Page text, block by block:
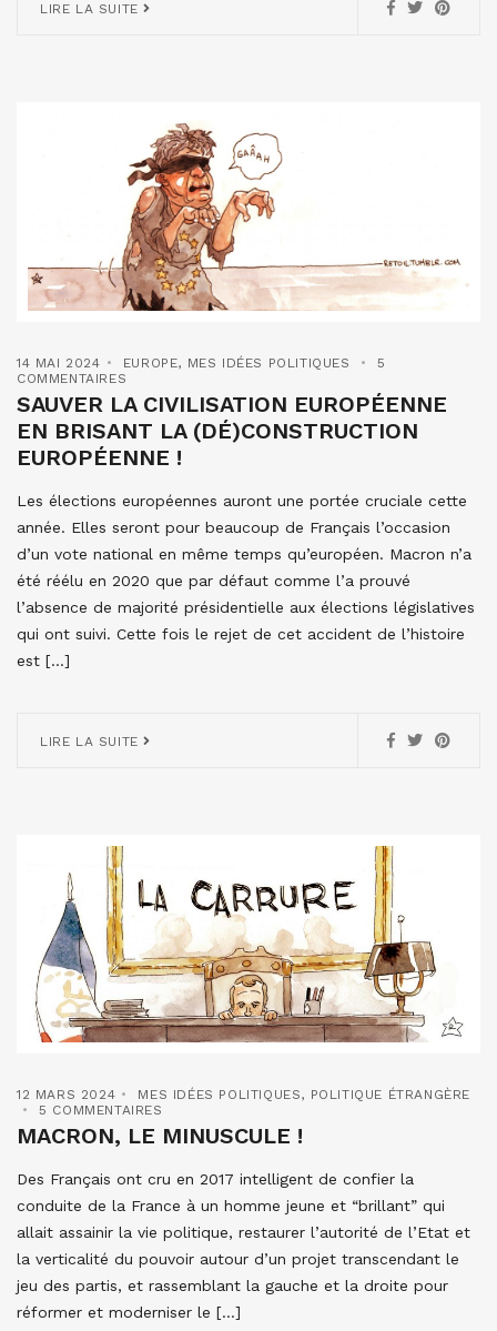
LIRE LA SUITE
14 MAI 2024 EUROPE, MES IDÉES POLITIQUES
5
COMMENTAIRES
SAUVER LA CIVILISATION EUROPÉENNE
EN BRISANT LA (DÉ)CONSTRUCTION
EUROPÉENNE !
Les élections européennes auront une portée cruciale cette
année. Elles seront pour beaucoup de Français l’occasion
d’un vote national en même temps qu’européen. Macron n’a
été réélu en 2020 que par défaut comme l’a prouvé
l’absence de majorité présidentielle aux élections législatives
qui ont suivi. Cette fois le rejet de cet accident de l’histoire
est […]
LIRE LA SUITE
12 MARS 2024 MES IDÉES POLITIQUES, POLITIQUE ÉTRANGÈRE
5 COMMENTAIRES
MACRON, LE MINUSCULE !
Des Français ont cru en 2017 intelligent de confier la
conduite de la France à un homme jeune et “brillant” qui
allait assainir la vie politique, restaurer l’autorité de l’Etat et
la verticalité du pouvoir autour d’un projet transcendant le
jeu des partis, et rassemblant la gauche et la droite pour
réformer et moderniser le […]